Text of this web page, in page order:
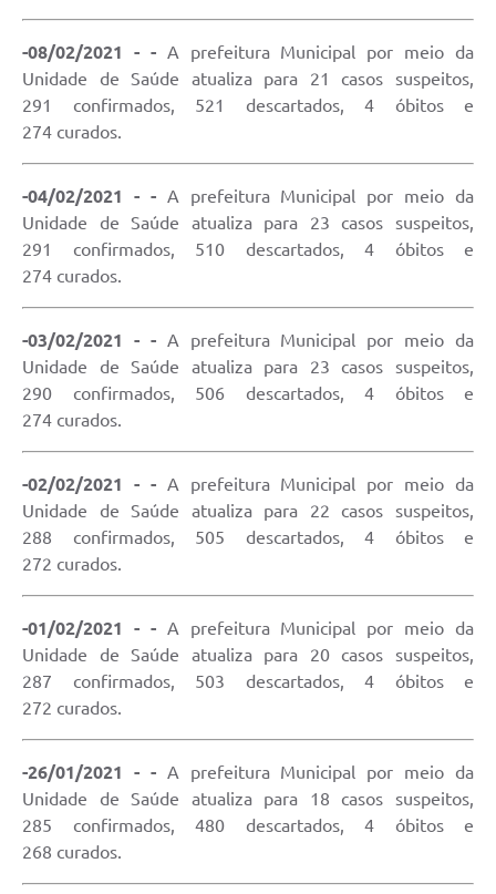
-08/02/2021 - - A prefeitura Municipal por meio da
Unidade de Saúde atualiza para 21 casos suspeitos,
291 confirmados, 521 descartados, 4 óbitos e
274 curados.
-04/02/2021 - - A prefeitura Municipal por meio da
Unidade de Saúde atualiza para 23 casos suspeitos,
291 confirmados, 510 descartados, 4 óbitos e
274 curados.
-03/02/2021 - - A prefeitura Municipal por meio da
Unidade de Saúde atualiza para 23 casos suspeitos,
290 confirmados, 506 descartados, 4 óbitos e
274 curados.
-02/02/2021 - - A prefeitura Municipal por meio da
Unidade de Saúde atualiza para 22 casos suspeitos,
288 confirmados, 505 descartados, 4 óbitos e
272 curados.
-01/02/2021 - - A prefeitura Municipal por meio da
Unidade de Saúde atualiza para 20 casos suspeitos,
287 confirmados, 503 descartados, 4 óbitos e
272 curados.
-26/01/2021 - - A prefeitura Municipal por meio da
Unidade de Saúde atualiza para 18 casos suspeitos,
285 confirmados, 480 descartados, 4 óbitos e
268 curados.